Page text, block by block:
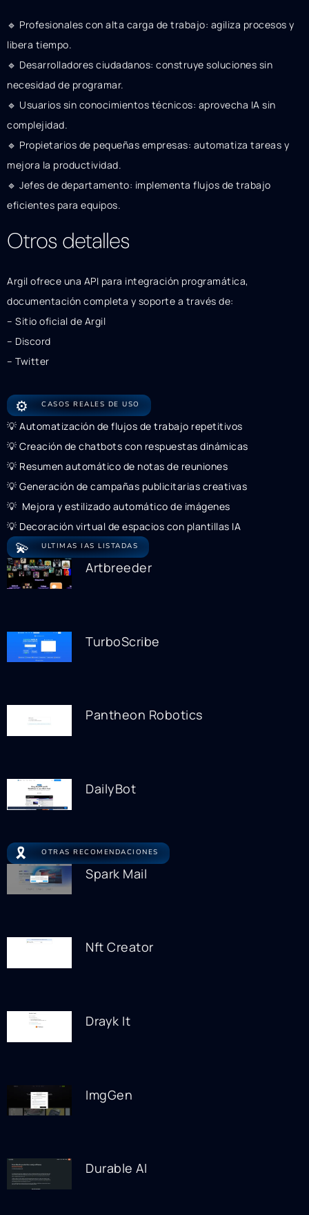
⚙️ CASOS REALES DE USO
💡 Automatización de flujos de trabajo repetitivos
💡 Creación de chatbots con respuestas dinámicas
💡 Resumen automático de notas de reuniones
💡 Generación de campañas publicitarias creativas
💡 ️ Mejora y estilizado automático de imágenes
💡 Decoración virtual de espacios con plantillas IA
💫 ULTIMAS IAS LISTADAS
Artbreeder
TurboScribe
Pantheon Robotics
DailyBot
🎗️ OTRAS RECOMENDACIONES
Spark Mail
Nft Creator
Drayk It
ImgGen
Durable AI
🔹 Profesionales con alta carga de trabajo: agiliza procesos y
libera tiempo.
🔹 Desarrolladores ciudadanos: construye soluciones sin
necesidad de programar.
🔹 Usuarios sin conocimientos técnicos: aprovecha IA sin
complejidad.
🔹 Propietarios de pequeñas empresas: automatiza tareas y
mejora la productividad.
🔹 Jefes de departamento: implementa flujos de trabajo
eficientes para equipos.
Otros detalles
Argil ofrece una API para integración programática,
documentación completa y soporte a través de:
– Sitio oficial de Argil
– Discord
– Twitter